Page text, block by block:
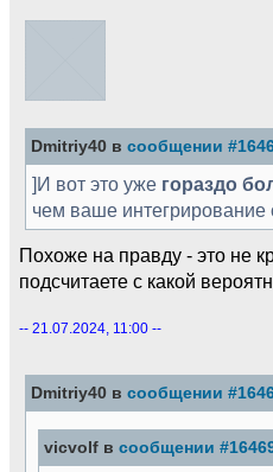
Dmitriy40 в сообщении
]И вот это уже гораздо
чем ваше интегрирование
Похоже на правду - это не
подсчитаете с какой
-- 21.07.2024, 11:00 --
Dmitriy40 в сообщении
vicvolf в сообщении